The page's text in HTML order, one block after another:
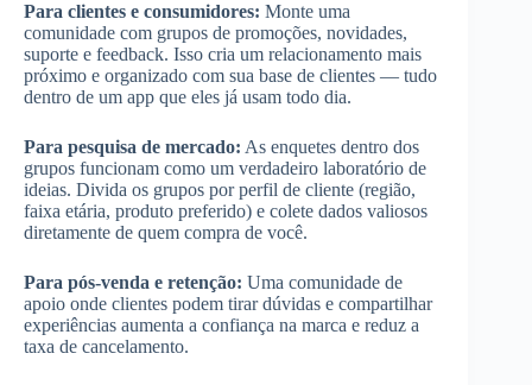
Para clientes e consumidores: Monte uma
comunidade com grupos de promoções, novidades,
suporte e feedback. Isso cria um relacionamento mais
próximo e organizado com sua base de clientes — tudo
dentro de um app que eles já usam todo dia.
Para pesquisa de mercado: As enquetes dentro dos
grupos funcionam como um verdadeiro laboratório de
ideias. Divida os grupos por perfil de cliente (região,
faixa etária, produto preferido) e colete dados valiosos
diretamente de quem compra de você.
Para pós-venda e retenção: Uma comunidade de
apoio onde clientes podem tirar dúvidas e compartilhar
experiências aumenta a confiança na marca e reduz a
taxa de cancelamento.